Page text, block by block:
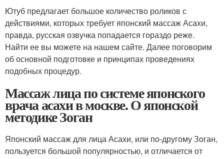
Ютуб предлагает большое количество роликов с
действиями, которых требует японский массаж Асахи,
правда, русская озвучка попадается гораздо реже.
Найти ее вы можете на нашем сайте. Далее поговорим
об основной подготовке и принципах проведениях
подобных процедур.
Массаж лица по системе японского
врача асахи в москве. О японской
методике Зоган
Японский массаж для лица Асахи, или по-другому Зоган,
пользуется большой популярностью, и отличается от